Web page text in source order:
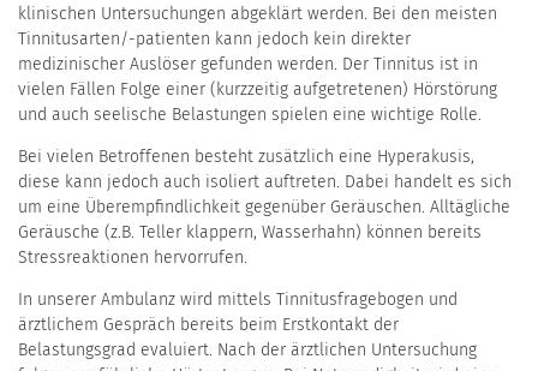
klinischen Untersuchungen abgeklärt werden. Bei den meisten
Tinnitusarten/-patienten kann jedoch kein direkter
medizinischer Auslöser gefunden werden. Der Tinnitus ist in
vielen Fällen Folge einer (kurzzeitig aufgetretenen) Hörstörung
und auch seelische Belastungen spielen eine wichtige Rolle.
Bei vielen Betroffenen besteht zusätzlich eine Hyperakusis,
diese kann jedoch auch isoliert auftreten. Dabei handelt es sich
um eine Überempfindlichkeit gegenüber Geräuschen. Alltägliche
Geräusche (z.B. Teller klappern, Wasserhahn) können bereits
Stressreaktionen hervorrufen.
In unserer Ambulanz wird mittels Tinnitusfragebogen und
ärztlichem Gespräch bereits beim Erstkontakt der
Belastungsgrad evaluiert. Nach der ärztlichen Untersuchung